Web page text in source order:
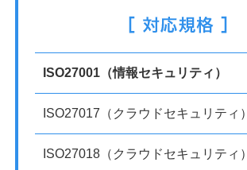
ISO27001（情報セキュリティ）
ISO27017（クラウドセキュリティ）
ISO27018（クラウドセキュリティ）